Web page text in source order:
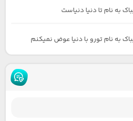
به نام تا دنیا دنیاست
به نام تورو با دنیا عوض نمیکنم